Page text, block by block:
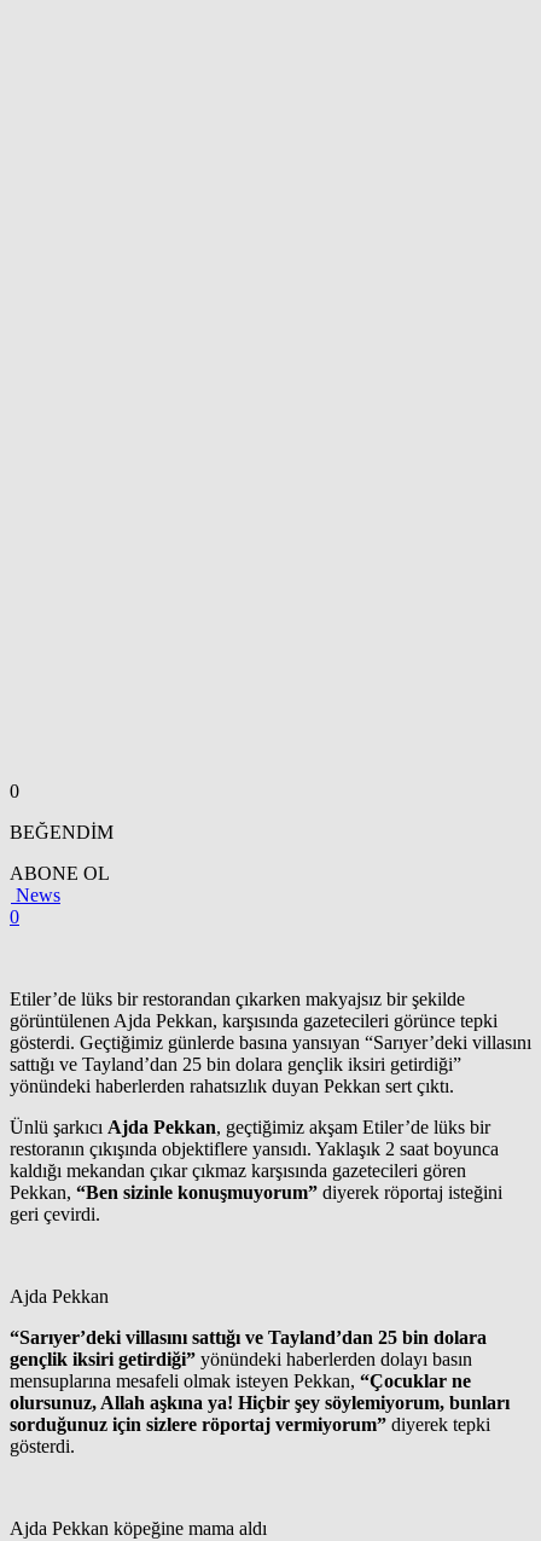
0
BEĞENDİM
ABONE OL
News
0
Etiler’de lüks bir restorandan çıkarken makyajsız bir şekilde
görüntülenen Ajda Pekkan, karşısında gazetecileri görünce tepki
gösterdi. Geçtiğimiz günlerde basına yansıyan “Sarıyer’deki villasını
sattığı ve Tayland’dan 25 bin dolara gençlik iksiri getirdiği”
yönündeki haberlerden rahatsızlık duyan Pekkan sert çıktı.
Ünlü şarkıcı Ajda Pekkan, geçtiğimiz akşam Etiler’de lüks bir
restoranın çıkışında objektiflere yansıdı. Yaklaşık 2 saat boyunca
kaldığı mekandan çıkar çıkmaz karşısında gazetecileri gören
Pekkan, “Ben sizinle konuşmuyorum” diyerek röportaj isteğini
geri çevirdi.
Ajda Pekkan
“Sarıyer’deki villasını sattığı ve Tayland’dan 25 bin dolara
gençlik iksiri getirdiği” yönündeki haberlerden dolayı basın
mensuplarına mesafeli olmak isteyen Pekkan, “Çocuklar ne
olursunuz, Allah aşkına ya! Hiçbir şey söylemiyorum, bunları
sorduğunuz için sizlere röportaj vermiyorum” diyerek tepki
gösterdi.
Ajda Pekkan köpeğine mama aldı